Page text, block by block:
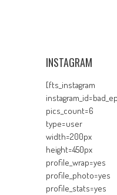
INSTAGRAM
[fts_instagram
pics_count=6
type=user
width=200px
height=450px
profile_wrap=yes
profile_photo=yes
profile_stats=yes